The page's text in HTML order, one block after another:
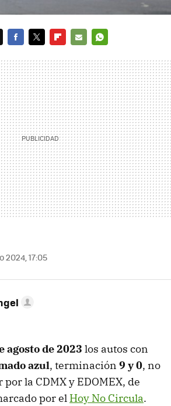
MAIL
2024, 17:05
agosto de 2023 los autos con
azul, terminación 9 y 0, no
la CDMX y EDOMEX, de
por el Hoy No Circula.